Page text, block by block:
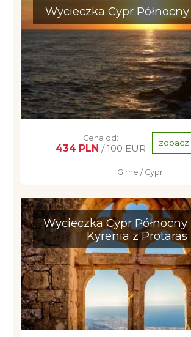
Wycieczka Cypr
Cena od:
434 PLN / 100 EUR zobacz
Girne / Cypr
Wycieczka Cypr
Kyrenia z Protaras